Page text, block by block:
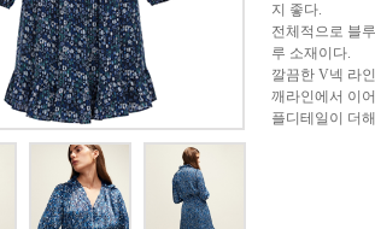
지 좋다.
전체적으로 블
루 소재이다.
깔끔한 V넥 라
깨라인에서 이
플디테일이 더